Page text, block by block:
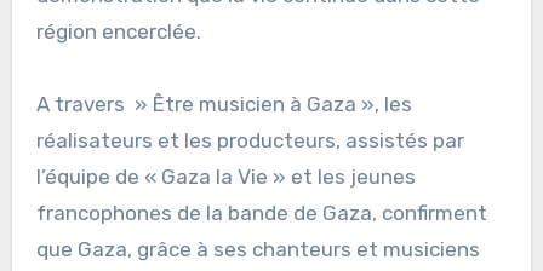
région encerclée.
A travers » Être musicien à Gaza », les
réalisateurs et les producteurs, assistés par
l’équipe de « Gaza la Vie » et les jeunes
francophones de la bande de Gaza, confirment
que Gaza, grâce à ses chanteurs et musiciens